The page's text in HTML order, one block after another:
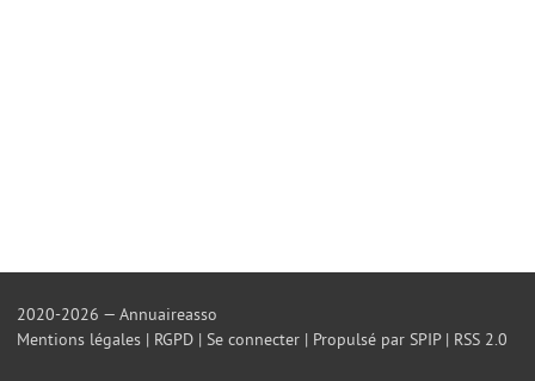
2020-2026 — Annuaireasso
Mentions légales | RGPD |Se connecter | Propulsé par SPIP| RSS 2.0